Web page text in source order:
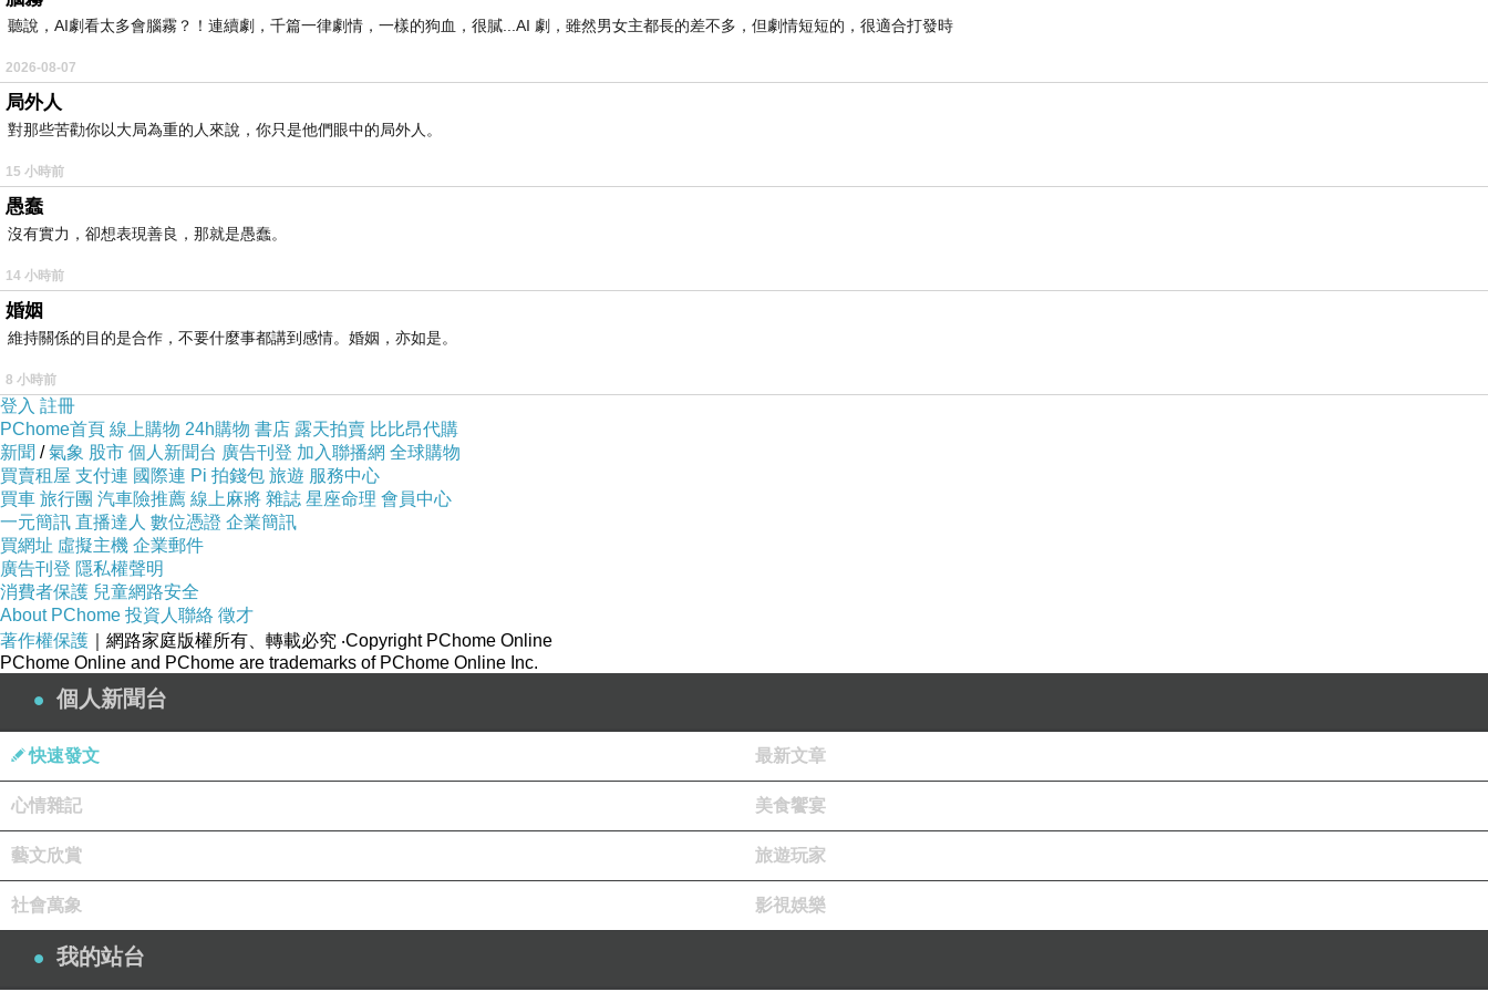
聽說，AI劇看太多會腦霧？！連續劇，千篇一律劇情，一樣的狗血，很膩...AI 劇，雖然男女主都長的差不多，但劇情短短的，很適合打發時
2026-08-07
局外人
對那些苦勸你以大局為重的人來說，你只是他們眼中的局外人。
15 小時前
愚蠢
沒有實力，卻想表現善良，那就是愚蠢。
14 小時前
婚姻
維持關係的目的是合作，不要什麼事都講到感情。婚姻，亦如是。
8 小時前
登入 註冊
PChome首頁 線上購物 24h購物 書店 露天拍賣 比比昂代購
新聞 /氣象 股市 個人新聞台 廣告刊登 加入聯播網 全球購物
買賣租屋 支付連 國際連 Pi 拍錢包 旅遊 服務中心
買車 旅行團 汽車險推薦 線上麻將 雜誌 星座命理 會員中心
一元簡訊 直播達人 數位憑證 企業簡訊
買網址 虛擬主機 企業郵件
廣告刊登 隱私權聲明
消費者保護 兒童網路安全
About PChome 投資人聯絡 徵才
著作權保護 ｜網路家庭版權所有、轉載必究 ‧Copyright PChome Online
PChome Online and PChome are trademarks of PChome Online Inc.
個人新聞台
快速發文 最新文章
心情雜記 美食饗宴
藝文欣賞 旅遊玩家
社會萬象 影視娛樂
我的站台